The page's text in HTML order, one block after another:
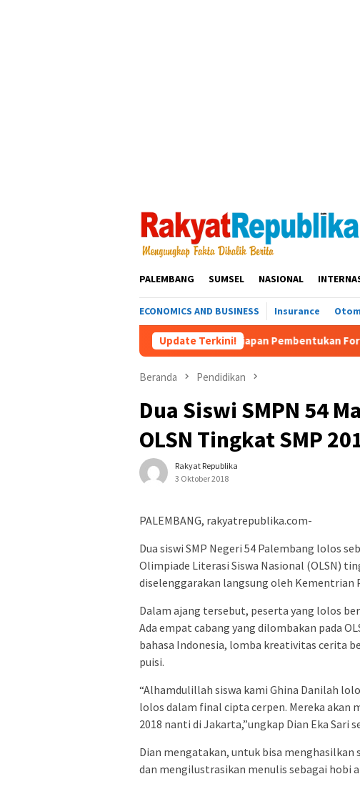
PALEMBANG SUMSEL NASIONAL
ECONOMICS AND BUSINESS Insurance
Update Terkini!
Persiapan Pembentukan Forum Kemitraan
Beranda Pendidikan
Dua Siswi SMPN 54
OLSN Tingkat SMP
Rakyat Republika
3 Oktober 2018
PALEMBANG, rakyatrepublika.com-
Dua siswi SMP Negeri 54 Palembang lolos
Olimpiade Literasi Siswa Nasional (OLSN)
diselenggarakan langsung oleh Kementrian
Dalam ajang tersebut, peserta yang lolos
Ada empat cabang yang dilombakan pada
bahasa Indonesia, lomba kreativitas cerita
puisi.
“Alhamdulillah siswa kami Ghina Danilah
lolos dalam final cipta cerpen. Mereka akan
2018 nanti di Jakarta,”ungkap Dian Eka
Dian mengatakan, untuk bisa
dan mengilustrasikan menulis sebagai hobi